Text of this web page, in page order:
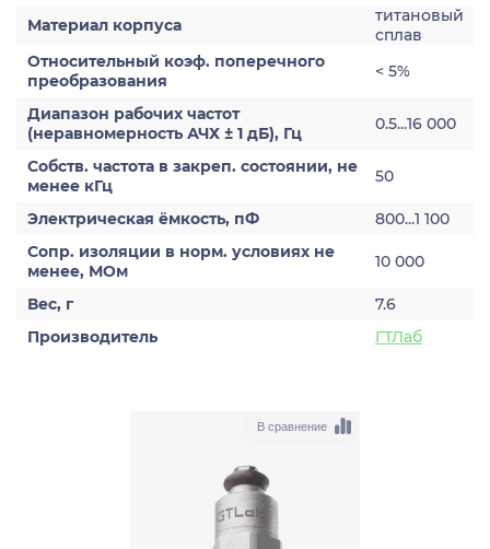
Материал корпуса
титановый
сплав
Относительный коэф. поперечного
преобразования
< 5%
Диапазон рабочих частот
(неравномерность АЧХ ± 1 дБ), Гц
0.5...16 000
Собств. частота в закреп. состоянии, не
менее кГц
50
Электрическая ёмкость, пФ
800...1 100
Сопр. изоляции в норм. условиях не
менее, МОм
10 000
Вес, г
7.6
Производитель
ГТЛаб
В сравнение